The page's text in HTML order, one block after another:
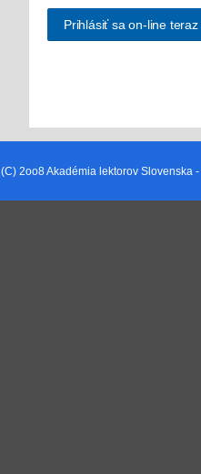
Prihlásiť sa on-line teraz
(C) 2oo8 Akadémia lektorov Slovenska